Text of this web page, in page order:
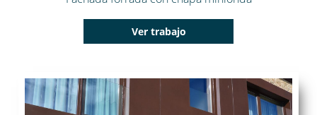
Ver trabajo